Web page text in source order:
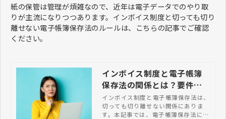
紙の保管は管理が煩雑なので、近年は電子データでのやり取
りが主流になりつつあります。インボイス制度と切っても切り
離せない電子帳簿保存法のルールは、こちらの記事でご確認
ください。
インボイス制度と電子帳簿
保存法の関係とは？要件に
従って保存する方法 | NTT
ファイナンス株式会社
インボイス制度と電子帳簿保存法は、
切っても切り離せない関係にありま
す。本記事では、電子帳簿保存法に則